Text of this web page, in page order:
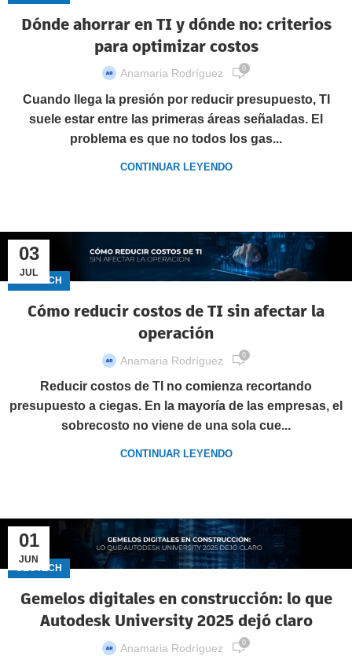
Dónde ahorrar en TI y dónde no: criterios
para optimizar costos
Anamaria Rodríguez 0
Cuando llega la presión por reducir presupuesto, TI
suele estar entre las primeras áreas señaladas. El
problema es que no todos los gas...
CONTINUAR LEYENDO
03
JUL
GECTECH
Cómo reducir costos de TI sin afectar la
operación
Anamaria Rodríguez 0
Reducir costos de TI no comienza recortando
presupuesto a ciegas. En la mayoría de las empresas, el
sobrecosto no viene de una sola cue...
CONTINUAR LEYENDO
01
JUN
GECTECH
Gemelos digitales en construcción: lo que
Autodesk University 2025 dejó claro
Anamaria Rodríguez 0